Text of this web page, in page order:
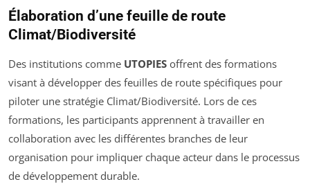
Élaboration d’une feuille de route
Climat/Biodiversité
Des institutions comme UTOPIES offrent des formations
visant à développer des feuilles de route spécifiques pour
piloter une stratégie Climat/Biodiversité. Lors de ces
formations, les participants apprennent à travailler en
collaboration avec les différentes branches de leur
organisation pour impliquer chaque acteur dans le processus
de développement durable.